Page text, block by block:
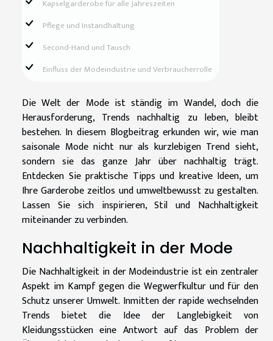
Kapselgarderobe für alle Jahreszeiten
Pflege und Instandhaltung
Second-Hand und Tausch
Einfluss der Modeindustrie und Verbraucherrolle
Die Welt der Mode ist ständig im Wandel, doch die
Herausforderung, Trends nachhaltig zu leben, bleibt
bestehen. In diesem Blogbeitrag erkunden wir, wie man
saisonale Mode nicht nur als kurzlebigen Trend sieht,
sondern sie das ganze Jahr über nachhaltig trägt.
Entdecken Sie praktische Tipps und kreative Ideen, um
Ihre Garderobe zeitlos und umweltbewusst zu gestalten.
Lassen Sie sich inspirieren, Stil und Nachhaltigkeit
miteinander zu verbinden.
Nachhaltigkeit in der Mode
Die Nachhaltigkeit in der Modeindustrie ist ein zentraler
Aspekt im Kampf gegen die Wegwerfkultur und für den
Schutz unserer Umwelt. Inmitten der rapide wechselnden
Trends bietet die Idee der Langlebigkeit von
Kleidungsstücken eine Antwort auf das Problem der